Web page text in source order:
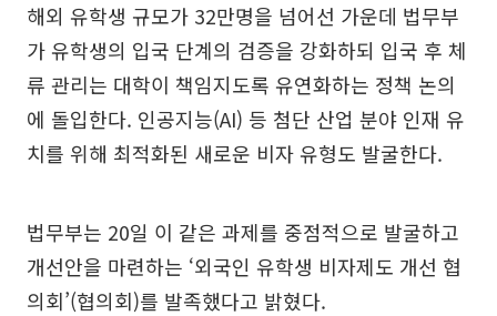
해외 유학생 규모가 32만명을 넘어선 가운데 법무부
가 유학생의 입국 단계의 검증을 강화하되 입국 후 체
류 관리는 대학이 책임지도록 유연화하는 정책 논의
에 돌입한다. 인공지능(AI) 등 첨단 산업 분야 인재 유
치를 위해 최적화된 새로운 비자 유형도 발굴한다.
법무부는 20일 이 같은 과제를 중점적으로 발굴하고
개선안을 마련하는 ‘외국인 유학생 비자제도 개선 협
의회’(협의회)를 발족했다고 밝혔다.